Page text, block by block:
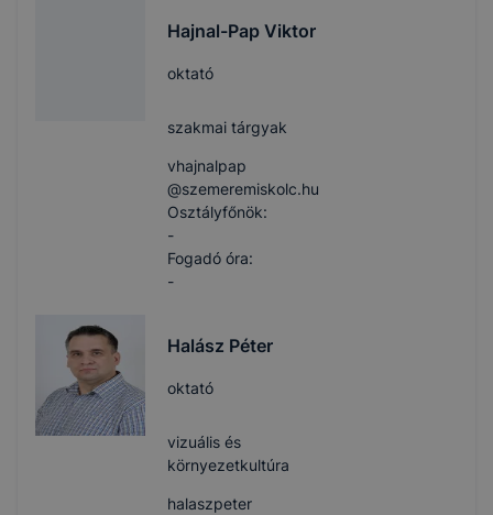
Hajnal-Pap Viktor
oktató
szakmai tárgyak
vhajnalpap​
@szemeremiskolc.hu
Osztályfőnök:
-
Fogadó óra:
-
Halász Péter
oktató
vizuális és
környezetkultúra
halaszpeter​